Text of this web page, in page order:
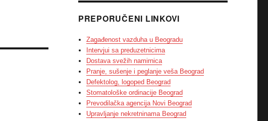
PREPORUČENI LINKOVI
Zagađenost vazduha u Beogradu
Intervjui sa preduzetnicima
Dostava svežih namirnica
Pranje, sušenje i peglanje veša Beograd
Defektolog, logoped Beograd
Stomatološke ordinacije Beograd
Prevodilačka agencija Novi Beograd
Upravljanje nekretninama Beograd